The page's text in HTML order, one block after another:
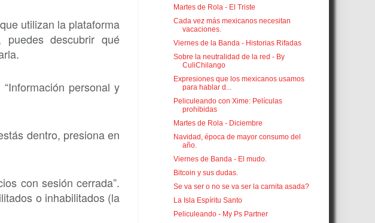
utilizan la plataforma
descubrir qué
personal y
dentro, presiona en
con sesión cerrada”.
o inhabilitados (la
Martes de Rola - El Triste
Cada vez más mexicanos necesitan
vacaciones.
Viernes de la Banda - Historias Rifadas
Sobre la neutralidad de la red - By
CuliChilango
Expresiones que los mexicanos usamos
para hablar d...
Peliculeando con Xime: Películas
prohibidas
Martes de Rola - Diciembre
Navidad, época de mayor consumo del
año.
Viernes de Banda - El mudo.
Bitcoin y sus dudas.
Se va ser o no se va ser la carnita asada?
La Isla Espíritu Santo
Peliculeando - My Ps Partner